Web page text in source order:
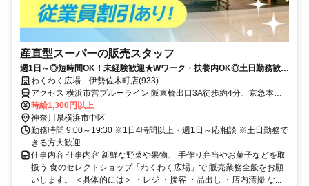
産直型スーパーの販売スタッフ
週1日～◎短時間OK！未経験歓迎★Wワーク・扶養内OK◎土日勤務歓
迎！従業員割引（10％OFF）あり！
わくわく広場 伊勢佐木町店(933)
アクセス 横浜市営ブルーライン 阪東橋出口3A徒歩約4分、京急本線
黄金町徒歩約5分、京急本線 日ノ出町徒歩約9分
時給1,300円以上
神奈川県横浜市中区
勤務時間 9:00～19:30 ※1日4時間以上・週1日～応相談 ※土日勤務で
きる方大歓迎
仕事内容 仕事内容 新鮮な野菜や果物、 手作り弁当やお菓子などを取
扱う 食のセレクトショップ「わくわく広場」で 販売業務全般をお願
いします。 ＜具体的には＞ ・レジ ・接客 ・品出し ・店内清掃 な...